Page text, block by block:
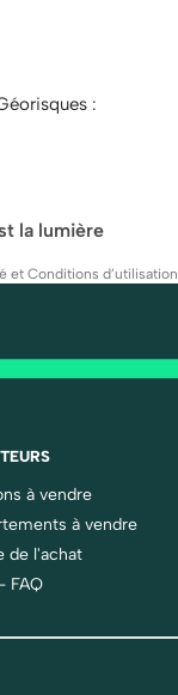
:
la lumière
et Conditions d’utilisation
à vendre
à vendre
de l'achat
FAQ